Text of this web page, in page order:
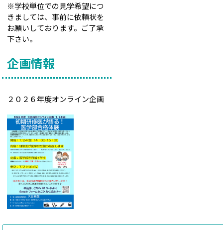
※学校単位での見学希望につ
きましては、事前に依頼状を
お願いしております。ご了承
下さい。
企画情報
２０２６年度オンライン企画